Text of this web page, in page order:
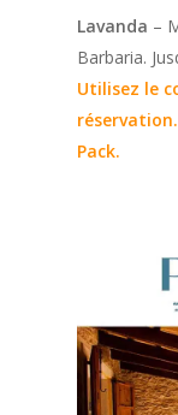
Lavanda –
Barbaria.
Utilisez le
Pack.